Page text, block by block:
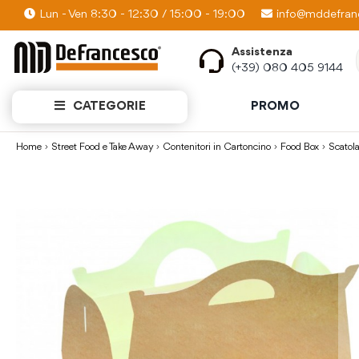
Lun - Ven 8:30 - 12:30 / 15:00 - 19:00
PROMO KIT: Scopri quanti prodotti puoi
Assistenza
(+39) 080 405 9144
CATEGORIE PROMO
Home Street Food e Take Away Contenitori in Cartoncino Food Box